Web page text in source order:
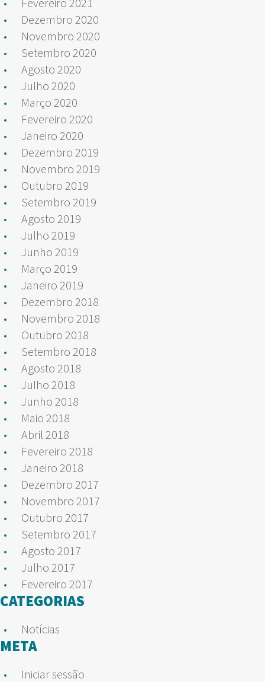
Dezembro 2020
Novembro 2020
Setembro 2020
Agosto 2020
Julho 2020
Março 2020
Fevereiro 2020
Janeiro 2020
Dezembro 2019
Novembro 2019
Outubro 2019
Setembro 2019
Agosto 2019
Julho 2019
Junho 2019
Março 2019
Janeiro 2019
Dezembro 2018
Novembro 2018
Outubro 2018
Setembro 2018
Agosto 2018
Julho 2018
Junho 2018
Maio 2018
Abril 2018
Fevereiro 2018
Janeiro 2018
Dezembro 2017
Novembro 2017
Outubro 2017
Setembro 2017
Agosto 2017
Julho 2017
Fevereiro 2017
CATEGORIAS
Notícias
META
Iniciar sessão